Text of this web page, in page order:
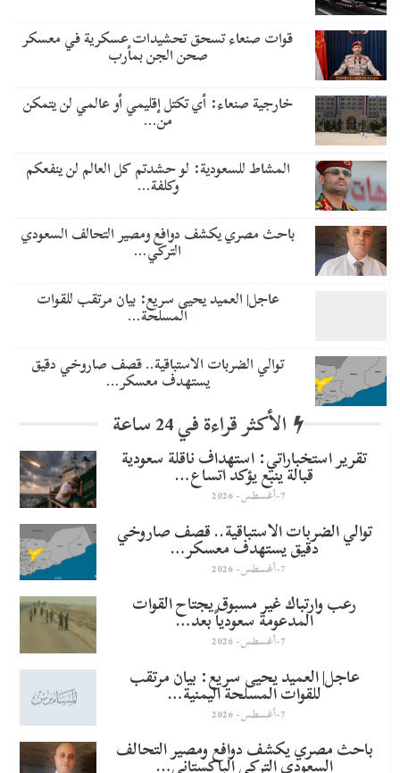
قوات صنعاء تسحق تحشيدات عسكرية في معسكر
صحن الجن بمأرب
خارجية صنعاء: أي تكتل إقليمي أو عالمي لن يتمكن
من…
المشاط للسعودية: لو حشدتم كل العالم لن ينفعكم
وكلفة…
باحث مصري يكشف دوافع ومصير التحالف السعودي
التركي…
عاجل| العميد يحيى سريع: بيان مرتقب للقوات
المسلحة…
توالي الضربات الاستباقية.. قصف صاروخي دقيق
يستهدف معسكر…
الأكثر قراءة في 24 ساعة
تقرير استخباراتي: استهداف ناقلة سعودية
قبالة ينبع يؤكد اتساع…
7-أغسطس- 2026
توالي الضربات الاستباقية.. قصف صاروخي
دقيق يستهدف معسكر…
7-أغسطس- 2026
رعب وارتباك غير مسبوق يجتاح القوات
المدعومة سعودياً بعد…
7-أغسطس- 2026
عاجل| العميد يحيى سريع: بيان مرتقب
للقوات المسلحة اليمنية…
7-أغسطس- 2026
باحث مصري يكشف دوافع ومصير التحالف